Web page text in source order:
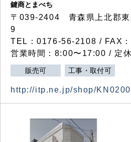
鍵商とまべち
〒039-2404 青森県上北郡東
9
TEL：0176-56-2108 / FAX
営業時間：8:00〜17:00 / 定
販売可 工事・取付可
http://itp.ne.jp/shop/